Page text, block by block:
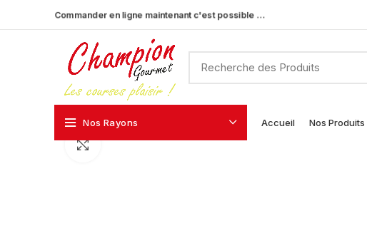
Commander en ligne maintenant c'est possible …
Nos Rayons Accueil Nos Produits